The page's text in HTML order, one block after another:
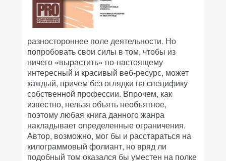
разностороннее поле деятельности. Но
попробовать свои силы в том, чтобы из
ничего «вырастить» по-настоящему
интересный и красивый веб-ресурс, может
каждый, причем без оглядки на специфику
собственной профессии. Впрочем, как
известно, нельзя объять необъятное,
поэтому любая книга данного жанра
накладывает определенные ограничения.
Автор, возможно, мог бы и расстараться на
килограммовый фолиант, но вряд ли
подобный том оказался бы уместен на полке